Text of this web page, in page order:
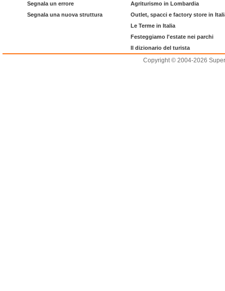
Segnala un errore
Segnala una nuova struttura
Agriturismo in Lombardia
Outlet, spacci e factory store in
Le Terme in Italia
Festeggiamo l'estate nei parchi
Il dizionario del turista
Copyright © 2004-2026